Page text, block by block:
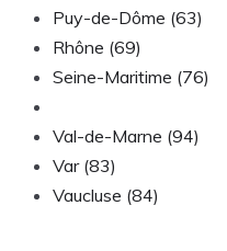
Puy-de-Dôme (63)
Rhône (69)
Seine-Maritime (76)
Val-de-Marne (94)
Var (83)
Vaucluse (84)